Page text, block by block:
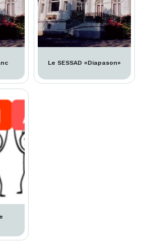
Le SESSAD «Diapason»